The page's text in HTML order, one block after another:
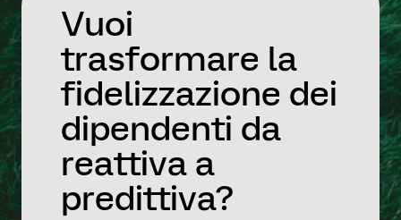
Vuoi
trasformare la
fidelizzazione dei
dipendenti da
reattiva a
predittiva?